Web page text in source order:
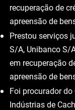
fóruns do Brasil;
Foi procurador
do Brasil para
recuperação de
apreensão de
Prestou serviços
S/A, Unibanco S/
em recuperação